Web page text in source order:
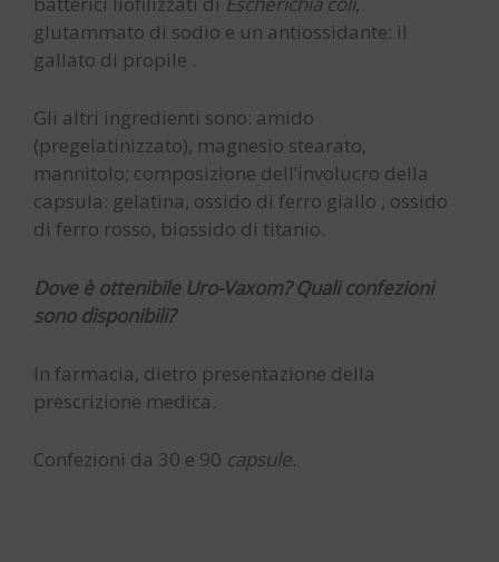
glutammato di sodio e un antiossidante: il
gallato di propile .
Gli altri ingredienti sono: amido
(pregelatinizzato), magnesio stearato,
mannitolo; composizione dell’involucro della
capsula: gelatina, ossido di ferro giallo , ossido
di ferro rosso, biossido di titanio.
Dove è ottenibile Uro-Vaxom? Quali confezioni
sono disponibili?
In farmacia, dietro presentazione della
prescrizione medica.
Confezioni da 30 e 90 capsule.